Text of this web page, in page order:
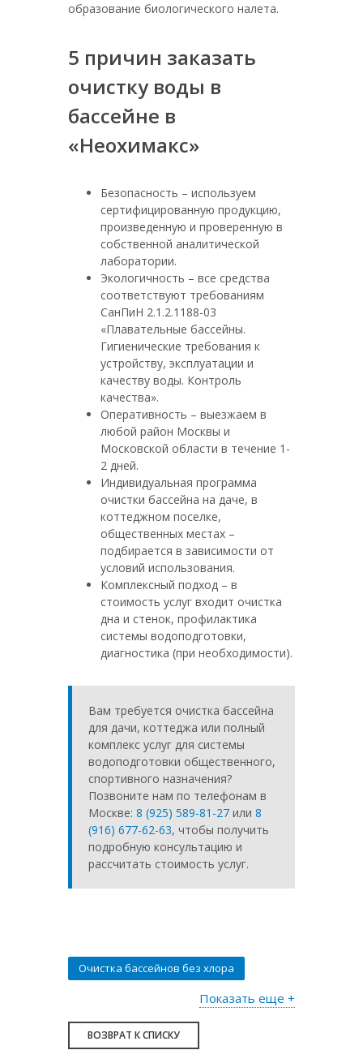
образование биологического налета.
5 причин заказать
очистку воды в
бассейне в
«Неохимакс»
Безопасность – используем
сертифицированную продукцию,
произведенную и проверенную в
собственной аналитической
лаборатории.
Экологичность – все средства
соответствуют требованиям
СанПиН 2.1.2.1188-03
«Плавательные бассейны.
Гигиенические требования к
устройству, эксплуатации и
качеству воды. Контроль
качества».
Оперативность – выезжаем в
любой район Москвы и
Московской области в течение 1-
2 дней.
Индивидуальная программа
очистки бассейна на даче, в
коттеджном поселке,
общественных местах –
подбирается в зависимости от
условий использования.
Комплексный подход – в
стоимость услуг входит очистка
дна и стенок, профилактика
системы водоподготовки,
диагностика (при необходимости).
Вам требуется очистка бассейна
для дачи, коттеджа или полный
комплекс услуг для системы
водоподготовки общественного,
спортивного назначения?
Позвоните нам по телефонам в
Москве: 8 (925) 589-81-27 или 8
(916) 677-62-63, чтобы получить
подробную консультацию и
рассчитать стоимость услуг.
Очистка бассейнов без хлора
Химическая очистка бассейна
Чистка бассейна
Показать еще +
ВОЗВРАТ К СПИСКУ